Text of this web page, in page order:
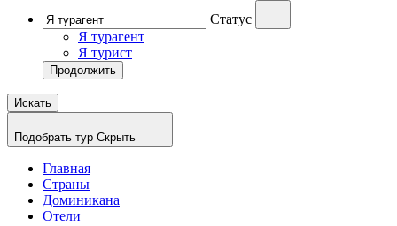
Статус
Я турагент
Я турист
Продолжить
Искать
Подобрать тур Скрыть
Главная
Страны
Доминикана
Отели